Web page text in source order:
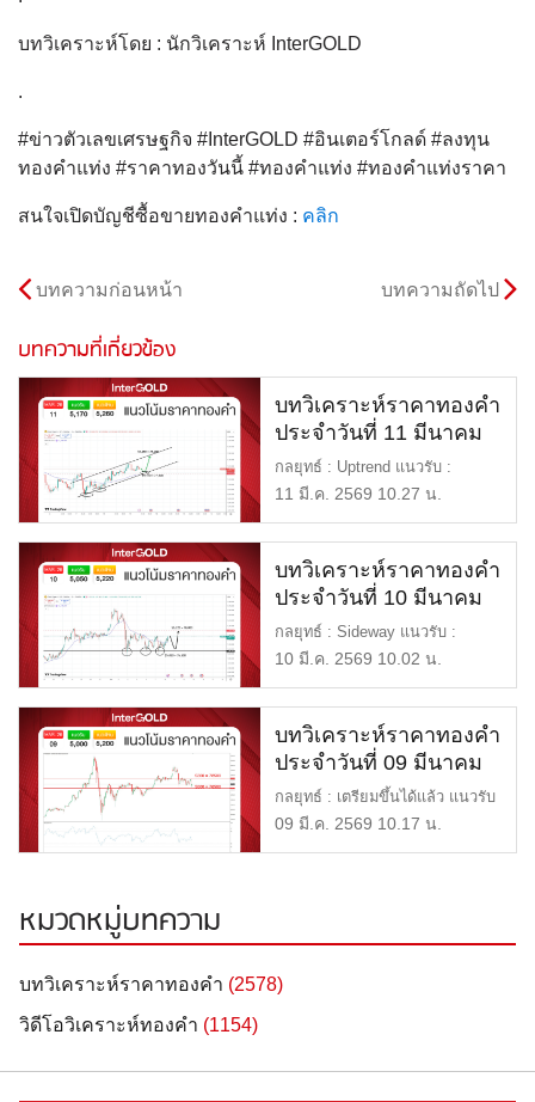
บทวิเคราะห์โดย : นักวิเคราะห์ InterGOLD
.
#ข่าวตัวเลขเศรษฐกิจ #InterGOLD #อินเตอร์โกลด์ #ลงทุน
ทองคำแท่ง #ราคาทองวันนี้ #ทองคำแท่ง #ทองคำแท่งราคา
สนใจเปิดบัญชีซื้อขายทองคำแท่ง : คลิก
บทความก่อนหน้า บทความถัดไป
บทความที่เกี่ยวข้อง
บทวิเคราะห์ราคาทองคำ
ประจำวันที่ 11 มีนาคม
2569
กลยุทธ์ : Uptrend แนวรับ :
$5,170 หรือ 77,500 แนวต้าน :
11 มี.ค. 2569 10.27 น.
บทวิเคราะห์ราคาทองคำ
ประจำวันที่ 10 มีนาคม
2569
กลยุทธ์ : Sideway แนวรับ :
$5,050 หรือ 76,500 แนวต้าน :
10 มี.ค. 2569 10.02 น.
บทวิเคราะห์ราคาทองคำ
ประจำวันที่ 09 มีนาคม
2569
กลยุทธ์ : เตรียมขึ้นได้แล้ว แนวรับ
: $5,000 หรือ 76,500 […]
09 มี.ค. 2569 10.17 น.
หมวดหมู่บทความ
บทวิเคราะห์ราคาทองคำ (2578)
วิดีโอวิเคราะห์ทองคำ (1154)